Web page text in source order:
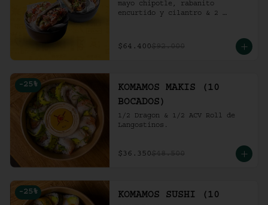
mayo chipotle, rabanito
encurtido y cilantro & 2
picante en bao buns.
$64.400$92.000
-25 %
KOMAMOS MAKIS (10
BOCADOS)
1/2 Dragon & 1/2 ACV Roll de
Langostinos.
$36.350$48.500
-25 %
KOMAMOS SUSHI (10